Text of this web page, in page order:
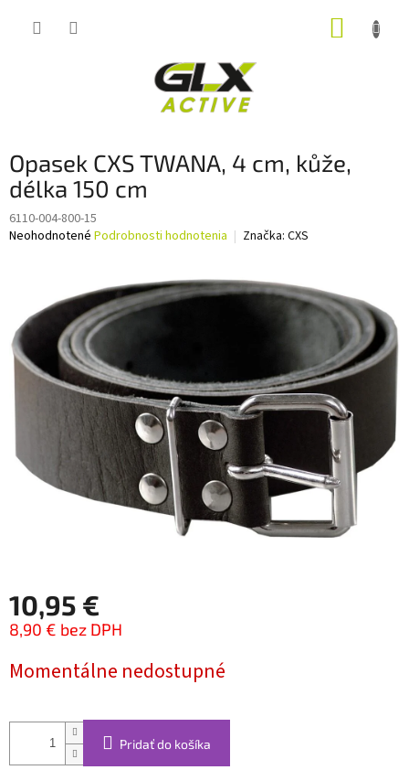
Opasek CXS TWANA, 4 cm, kůže,
délka 150 cm
6110-004-800-15
Priemerné
5
hviezdičiek.
Neohodnotené Podrobnosti hodnotenia Značka: CXS
10,95 €
8,90 € bez DPH
cena:
Momentálne nedostupné
Pridať do košíka